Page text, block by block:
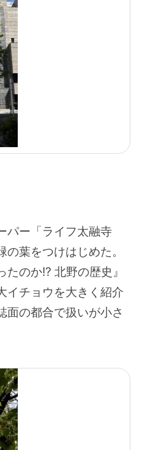
パー「ライフ太融寺
葉をつけはじめた。
のか!? 北野の歴史』
イチョウを大きく紹介
面の都合で扱いが小さ